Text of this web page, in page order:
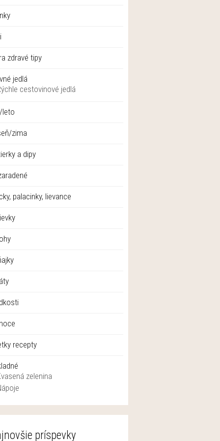
zdravé tipy
jedlá
cestovinové jedlá
leto
zima
a dipy
palacinky, lievance
recepty
zelenina
príspevky